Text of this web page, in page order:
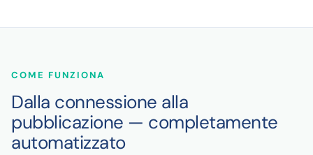
COME FUNZIONA
Dalla connessione alla
pubblicazione — completamente
automatizzato